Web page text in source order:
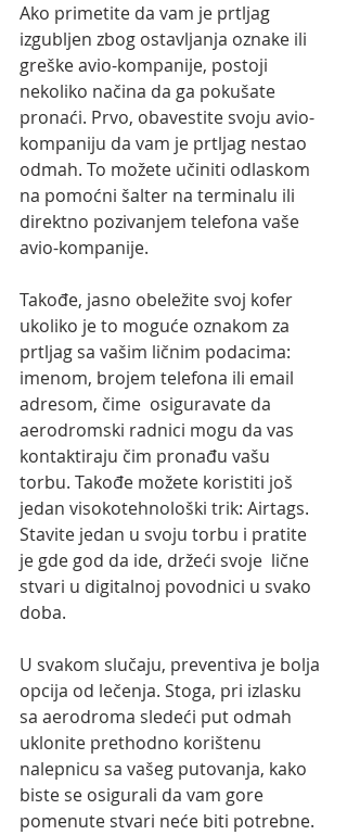
Ako primetite da vam je prtljag
izgubljen zbog ostavljanja oznake ili
greške avio-kompanije, postoji
nekoliko načina da ga pokušate
pronaći. Prvo, obavestite svoju avio-
kompaniju da vam je prtljag nestao
odmah. To možete učiniti odlaskom
na pomoćni šalter na terminalu ili
direktno pozivanjem telefona vaše
avio-kompanije.
Takođe, jasno obeležite svoj kofer
ukoliko je to moguće oznakom za
prtljag sa vašim ličnim podacima:
imenom, brojem telefona ili email
adresom, čime  osiguravate da
aerodromski radnici mogu da vas
kontaktiraju čim pronađu vašu
torbu. Takođe možete koristiti još
jedan visokotehnološki trik: Airtags.
Stavite jedan u svoju torbu i pratite
je gde god da ide, držeći svoje  lične
stvari u digitalnoj povodnici u svako
doba.
U svakom slučaju, preventiva je bolja
opcija od lečenja. Stoga, pri izlasku
sa aerodroma sledeći put odmah
uklonite prethodno korištenu
nalepnicu sa vašeg putovanja, kako
biste se osigurali da vam gore
pomenute stvari neće biti potrebne.